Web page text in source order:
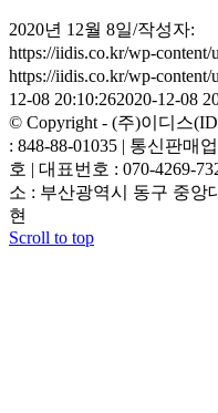
2020년 12월 8일/작성자:
https://iidis.co.kr/wp-
https://iidis.co.kr/wp-
12-08 20:10:262020-12-08
© Copyright - (주)이디스
: 848-88-01035 | 통신판매
호 | 대표번호 : 070-4269-
소 : 부산광역시 동구 중앙
현
Scroll to top